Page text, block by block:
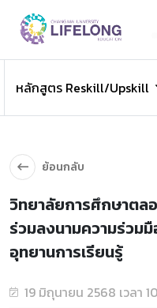
ข่าวปร
ข่าวสารองค์กร ข่าวสารกิ
หลักสูตร Reskill/Upskill
ย้อนกลับ
วิทยาลัยการศึกษาตล
ร่วมลงนามความร่วม
อุทยานการเรียนรู้
19 มิถุนายน 2568 เวลา